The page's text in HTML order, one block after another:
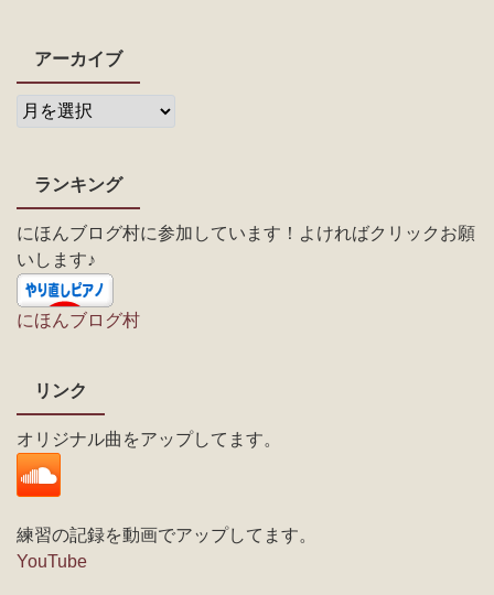
アーカイブ
ランキング
にほんブログ村に参加しています！よければクリックお願
いします♪
にほんブログ村
リンク
オリジナル曲をアップしてます。
練習の記録を動画でアップしてます。
YouTube